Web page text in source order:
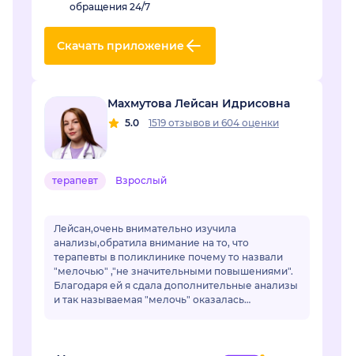
обращения 24/7
Скачать приложение
Махмутова Лейсан Идрисовна
5.0 1519 отзывов и 604 оценки
терапевт Взрослый
Лейсан,очень внимательно изучила
анализы,обратила внимание на то, что
терапевты в поликлинике почему то назвали
"мелочью" ,"не значительными повышениями".
Благодаря ей я сдала дополнительные анализы
и так называемая "мелочь" оказалась